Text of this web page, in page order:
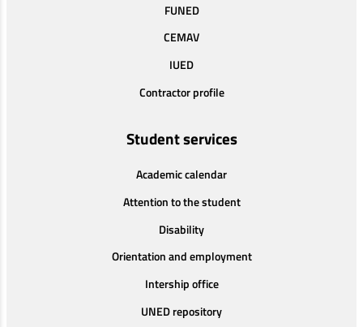
FUNED
CEMAV
IUED
Contractor profile
Student services
Academic calendar
Attention to the student
Disability
Orientation and employment
Intership office
UNED repository